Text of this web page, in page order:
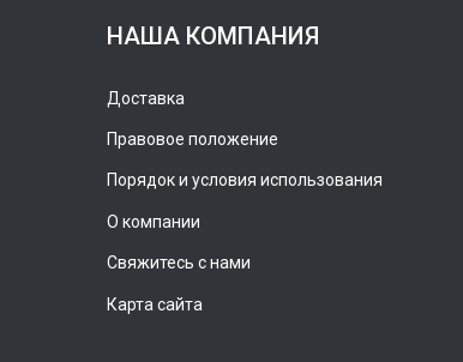
НАША КОМПАНИЯ
Доставка
Правовое положение
Порядок и условия использования
О компании
Свяжитесь с нами
Карта сайта